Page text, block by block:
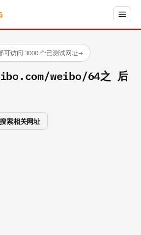
可访问·3000 个已测试网址→
weibo/64之 后
搜索相关网址